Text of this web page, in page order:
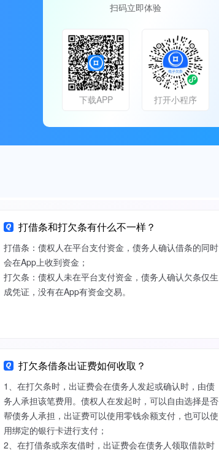
扫码立即体验
下载APP 打开小程序
打借条和打欠条有什么不一样？
打借条：债权人在平台支付资金，债务人确认借条的同时
会在App上收到资金；
打欠条：债权人未在平台支付资金，债务人确认欠条仅生
成凭证，没有在App有资金交易。
打欠条借条出证费如何收取？
1、在打欠条时，出证费会在债务人发起或确认时，由债
务人承担该笔费用。债权人在发起时，可以自由选择是否
帮债务人承担，出证费可以使用零钱余额支付，也可以使
用绑定的银行卡进行支付；
2、在打借条或亲友借时，出证费会在债务人领取借款时